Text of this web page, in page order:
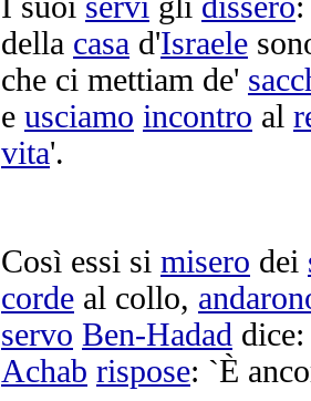
della casa d'Israele
che ci mettiam de'
e usciamo incontro al
vita'.
Così essi si misero dei
corde al collo,
servo Ben-Hadad
Achab rispose: `È